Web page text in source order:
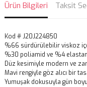
Ürün Bilgileri Taksit
Kod # J20J224850
%66 sürdürülebilir viskoz
%30 poliamid ve %4
Düz kesimiyle modern ve
Mavi rengiyle göz alıcı bir
Yumuşak dokusuyla gün